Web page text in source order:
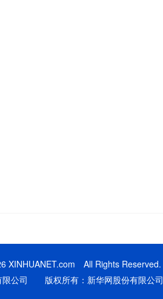
XINHUANET.com All Rights Reserved.
限公司 版权所有：新华网股份有限公司